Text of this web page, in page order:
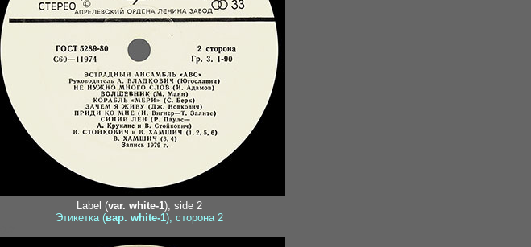
Label (var. white-1), side 2
Этикетка (вар. white-1), сторона 2